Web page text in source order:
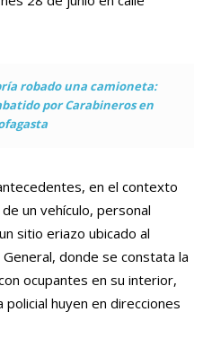
robado una camioneta:
por Carabineros en
en el contexto
un vehículo, personal
sitio eriazo ubicado al
donde se constata la
ocupantes en su interior,
huyen en direcciones